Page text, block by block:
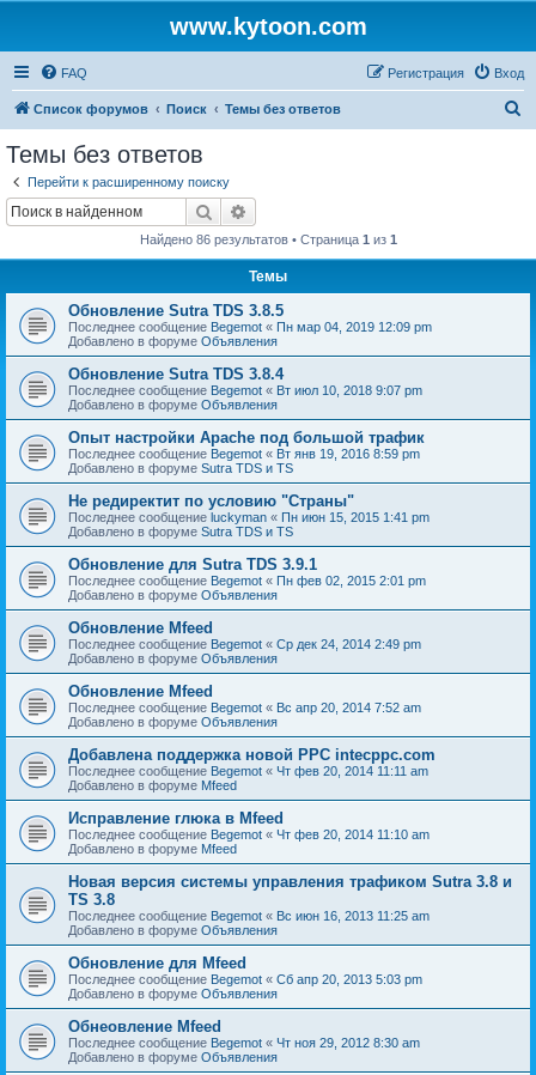
www.kytoon.com
FAQ Вход
Регистрация
Список форумов Поиск Темы без ответов
Темы без ответов
Перейти к расширенному поиску
Поиск
Найдено 86 результатов • Страница 1 из 1
Темы
Обновление Sutra TDS 3.8.5
Последнее сообщение Begemot « Пн мар 04, 2019 12:09 pm
Добавлено в форуме Объявления
Обновление Sutra TDS 3.8.4
Последнее сообщение Begemot « Вт июл 10, 2018 9:07 pm
Добавлено в форуме Объявления
Опыт настройки Apache под большой трафик
Последнее сообщение Begemot « Вт янв 19, 2016 8:59 pm
Добавлено в форуме Sutra TDS и TS
Не редиректит по условию "Страны"
Последнее сообщение luckyman « Пн июн 15, 2015 1:41 pm
Добавлено в форуме Sutra TDS и TS
Обновление для Sutra TDS 3.9.1
Последнее сообщение Begemot « Пн фев 02, 2015 2:01 pm
Добавлено в форуме Объявления
Обновление Mfeed
Последнее сообщение Begemot « Ср дек 24, 2014 2:49 pm
Добавлено в форуме Объявления
Обновление Mfeed
Последнее сообщение Begemot « Вс апр 20, 2014 7:52 am
Добавлено в форуме Объявления
Добавлена поддержка новой PPC intecppc.com
Последнее сообщение Begemot « Чт фев 20, 2014 11:11 am
Добавлено в форуме Mfeed
Исправление глюка в Mfeed
Последнее сообщение Begemot « Чт фев 20, 2014 11:10 am
Добавлено в форуме Mfeed
Новая версия системы управления трафиком Sutra 3.8 и
TS 3.8
Последнее сообщение Begemot « Вс июн 16, 2013 11:25 am
Добавлено в форуме Объявления
Обновление для Mfeed
Последнее сообщение Begemot « Сб апр 20, 2013 5:03 pm
Добавлено в форуме Объявления
Обнеовление Mfeed
Последнее сообщение Begemot « Чт ноя 29, 2012 8:30 am
Добавлено в форуме Объявления